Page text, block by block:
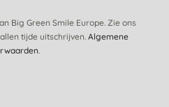
Big Green Smile Europe. Zie ons
tijde uitschrijven.Algemene
.